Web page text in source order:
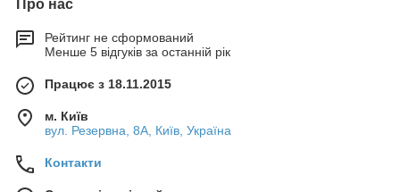
Про нас
Рейтинг не сформований
Менше 5 відгуків за останній рік
Працює з 18.11.2015
м. Київ
вул. Резервна, 8А, Київ, Україна
Контакти